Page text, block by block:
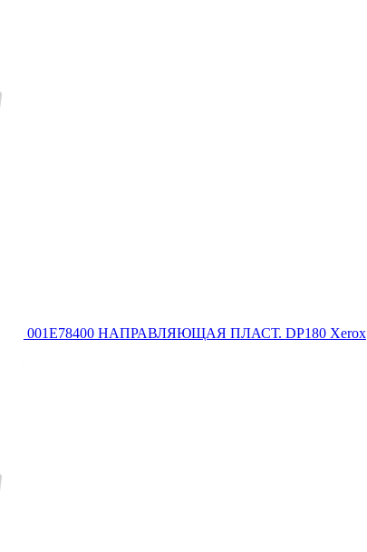
001E78400 НАПРАВЛЯЮЩАЯ ПЛАСТ. DP180 Xerox